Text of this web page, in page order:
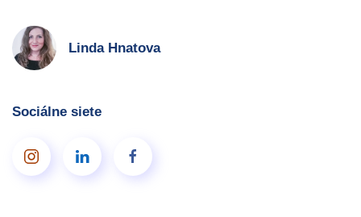
Linda Hnatova
Sociálne siete